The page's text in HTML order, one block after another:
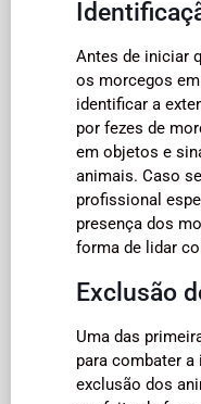
Antes de iniciar
os morcegos
identificar a
por fezes de
em objetos e
animais. Caso
profissional
presença dos
forma de lidar
Exclusão
Uma das
para combater
exclusão dos